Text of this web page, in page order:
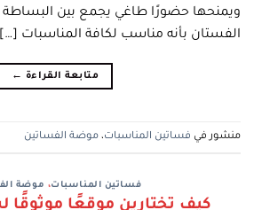
ويمنحها حضورًا طاغي يجمع بين البساطة
الفستان بأنه مناسب لكافة المناسبات […]
متابعة القراءة ←
منشور في فساتين المناسبات، موضة الفساتين
فساتين المناسبات، موضة
كيف تختارين موقعًا موثوقًا